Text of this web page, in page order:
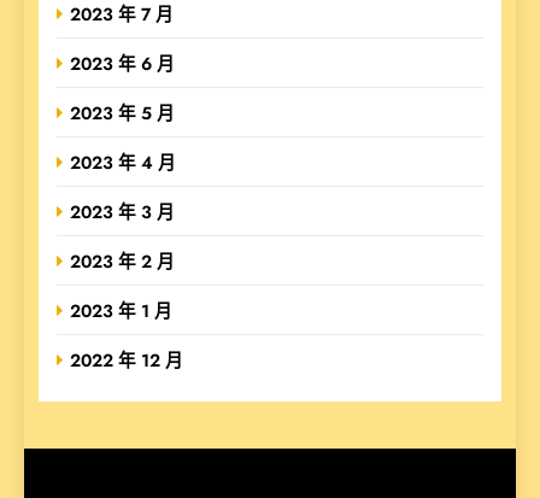
2023 年 7 月
2023 年 6 月
2023 年 5 月
2023 年 4 月
2023 年 3 月
2023 年 2 月
2023 年 1 月
2022 年 12 月